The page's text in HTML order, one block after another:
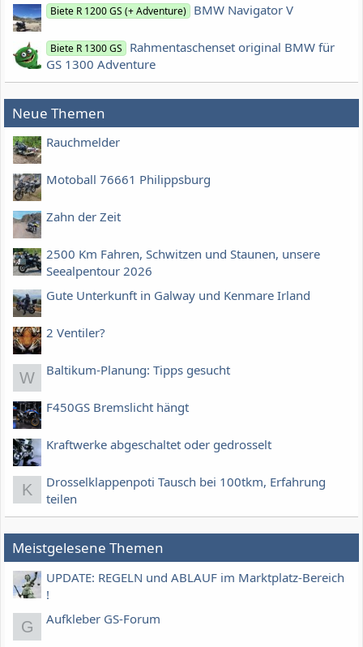
Biete R 1200 GS (+ Adventure) BMW Navigator V
Biete R 1300 GS
Rahmentaschenset original BMW für
GS 1300 Adventure
Neue Themen
Rauchmelder
Motoball 76661 Philippsburg
Zahn der Zeit
2500 Km Fahren, Schwitzen und Staunen, unsere
Seealpentour 2026
Gute Unterkunft in Galway und Kenmare Irland
2 Ventiler?
W Baltikum-Planung: Tipps gesucht
F450GS Bremslicht hängt
Kraftwerke abgeschaltet oder gedrosselt
K
Drosselklappenpoti Tausch bei 100tkm, Erfahrung
teilen
Meistgelesene Themen
UPDATE: REGELN und ABLAUF im Marktplatz-Bereich
!
G Aufkleber GS-Forum